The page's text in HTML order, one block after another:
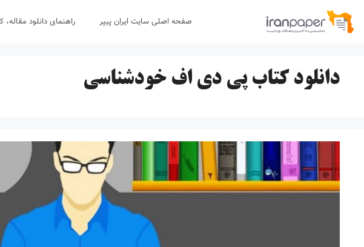
پرش
صفحه اصلی سایت ایران پیپر راهنمای دانلود مقاله،
دانلود کتاب پی دی اف خودشناسی